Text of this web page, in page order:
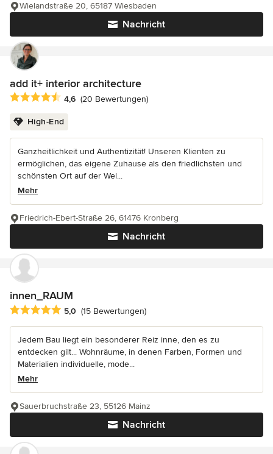
Nachricht
Wielandstraße 20, 65187 Wiesbaden
add it+ interior architecture
Durchschnittliche Bewertung: 4.6 von 5 Sternen
4,6 (20 Bewertungen)
High-End
Ganzheitlichkeit und Authentizität! Unseren Klienten zu
ermöglichen, das eigene Zuhause als den friedlichsten und
schönsten Ort auf der Wel...
Mehr
Nachricht
Friedrich-Ebert-Straße 26, 61476 Kronberg
innen_RAUM
Durchschnittliche Bewertung: 5 von 5 Sternen
5,0 (15 Bewertungen)
Jedem Bau liegt ein besonderer Reiz inne, den es zu
entdecken gilt... Wohnräume, in denen Farben, Formen und
Materialien individuelle, mode...
Mehr
Nachricht
Sauerbruchstraße 23, 55126 Mainz